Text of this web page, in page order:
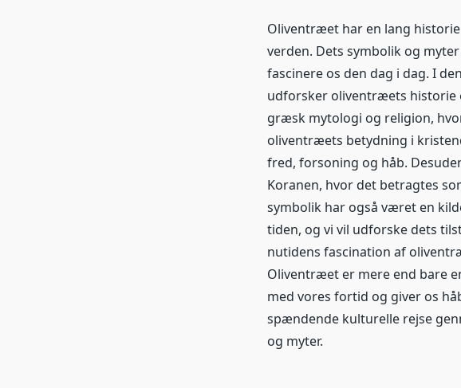
Oliventræet har en lang
verden. Dets symbolik og
fascinere os den dag i dag. I
udforsker oliventræets historie
græsk mytologi og religion,
oliventræets betydning i
fred, forsoning og håb.
Koranen, hvor det betragtes
symbolik har også været en
tiden, og vi vil udforske dets
nutidens fascination af
Oliventræet er mere end bare
med vores fortid og giver os
spændende kulturelle rejse
og myter.